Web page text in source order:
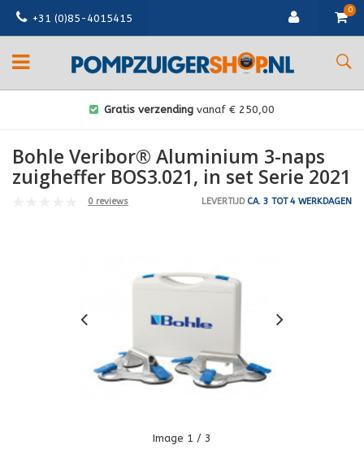
+31 (0)85-4015415
0
Gratis verzending vanaf € 250,00
Bohle Veribor® Aluminium 3-naps
zuigheffer BOS3.021, in set Serie 2021
0 reviews LEVERTIJDCA. 3 TOT 4 WERKDAGEN
Image 1 / 3